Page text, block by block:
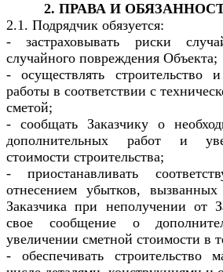
2. ПРАВА И
2.1. Подрядчик обязуется:
- застраховывать риски
случайного повреждения Объекта;
- осуществлять
работы в соответствии с
сметой;
- сообщать Заказчику о
дополнительных работ и
стоимости строительства;
- приостанавливать
отнесением убытков,
Заказчика при неполучении от
свое сообщение о
увеличении сметной стоимости в
- обеспечивать строительство